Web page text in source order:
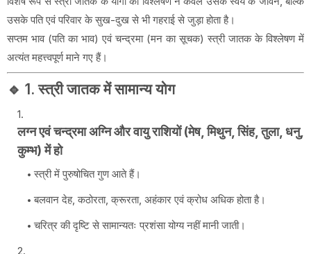
उसके पति एवं परिवार के सुख-दुख से भी गहराई से जुड़ा होता है।
सप्तम भाव (पति का भाव) एवं चन्द्रमा (मन का सूचक) स्त्री जातक के विश्लेषण में
अत्यंत महत्त्वपूर्ण माने गए हैं।
🔹 1. स्त्री जातक में सामान्य योग
लग्न एवं चन्द्रमा अग्नि और वायु राशियों (मेष, मिथुन, सिंह, तुला, धनु,
कुम्भ) में हो
स्त्री में पुरुषोचित गुण आते हैं।
बलवान देह, कठोरता, क्रूरता, अहंकार एवं क्रोध अधिक होता है।
चरित्र की दृष्टि से सामान्यतः प्रशंसा योग्य नहीं मानी जाती।